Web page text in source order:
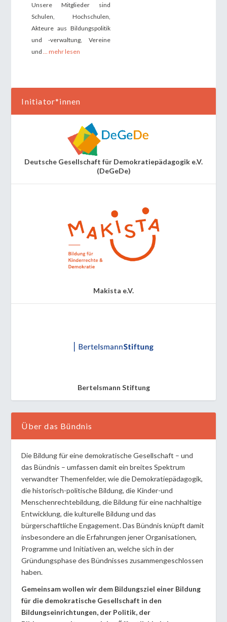
Unsere Mitglieder sind
Schulen, Hochschulen,
Akteure aus Bildungspolitik
und -verwaltung, Vereine
und
... mehr lesen
Initiator*innen
Deutsche Gesellschaft für Demokratiepädagogik e.V.
(DeGeDe)
Makista e.V.
Bertelsmann Stiftung
Über das Bündnis
Die Bildung für eine demokratische Gesellschaft – und
das Bündnis – umfassen damit ein breites Spektrum
verwandter Themenfelder, wie die Demokratiepädagogik,
die historisch-politische Bildung, die Kinder-und
Menschenrechtebildung, die Bildung für eine nachhaltige
Entwicklung, die kulturelle Bildung und das
bürgerschaftliche Engagement. Das Bündnis knüpft damit
insbesondere an die Erfahrungen jener Organisationen,
Programme und Initiativen an, welche sich in der
Gründungsphase des Bündnisses zusammengeschlossen
haben.
Gemeinsam wollen wir dem Bildungsziel einer Bildung
für die demokratische Gesellschaft in den
Bildungseinrichtungen, der Politik, der